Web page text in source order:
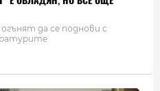
да се поднови с